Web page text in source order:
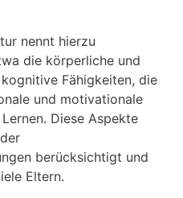
nennt hierzu
die körperliche und
Fähigkeiten, die
und motivationale
Diese Aspekte
berücksichtigt und
Eltern.